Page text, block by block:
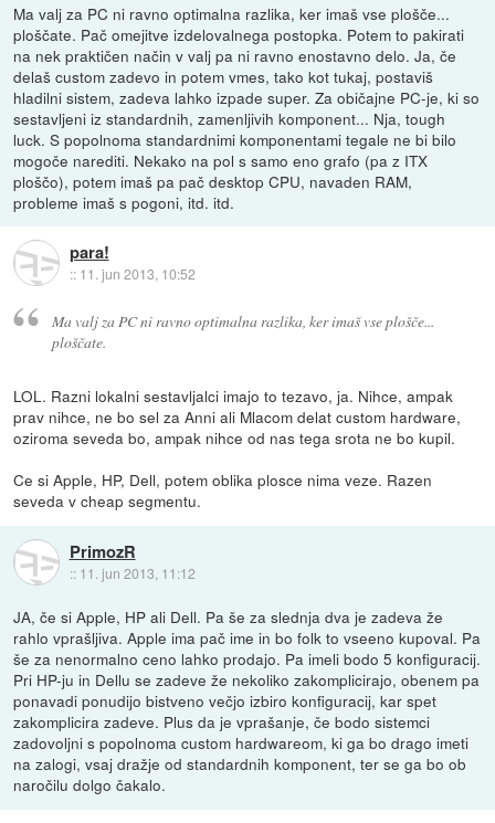
Ma valj za PC ni ravno optimalna razlika, ker imaš vse plošče...
ploščate. Pač omejitve izdelovalnega postopka. Potem to pakirati
na nek praktičen način v valj pa ni ravno enostavno delo. Ja, če
delaš custom zadevo in potem vmes, tako kot tukaj, postaviš
hladilni sistem, zadeva lahko izpade super. Za običajne PC-je, ki so
sestavljeni iz standardnih, zamenljivih komponent... Nja, tough
luck. S popolnoma standardnimi komponentami tegale ne bi bilo
mogoče narediti. Nekako na pol s samo eno grafo (pa z ITX
ploščo), potem imaš pa pač desktop CPU, navaden RAM,
probleme imaš s pogoni, itd. itd.
para!
:: 11. jun 2013, 10:52
Ma valj za PC ni ravno optimalna razlika, ker imaš vse plošče...
ploščate.
LOL. Razni lokalni sestavljalci imajo to tezavo, ja. Nihce, ampak
prav nihce, ne bo sel za Anni ali Mlacom delat custom hardware,
oziroma seveda bo, ampak nihce od nas tega srota ne bo kupil.
Ce si Apple, HP, Dell, potem oblika plosce nima veze. Razen
seveda v cheap segmentu.
PrimozR
:: 11. jun 2013, 11:12
JA, če si Apple, HP ali Dell. Pa še za slednja dva je zadeva že
rahlo vprašljiva. Apple ima pač ime in bo folk to vseeno kupoval. Pa
še za nenormalno ceno lahko prodajo. Pa imeli bodo 5 konfiguracij.
Pri HP-ju in Dellu se zadeve že nekoliko zakomplicirajo, obenem pa
ponavadi ponudijo bistveno večjo izbiro konfiguracij, kar spet
zakomplicira zadeve. Plus da je vprašanje, če bodo sistemci
zadovoljni s popolnoma custom hardwareom, ki ga bo drago imeti
na zalogi, vsaj dražje od standardnih komponent, ter se ga bo ob
naročilu dolgo čakalo.